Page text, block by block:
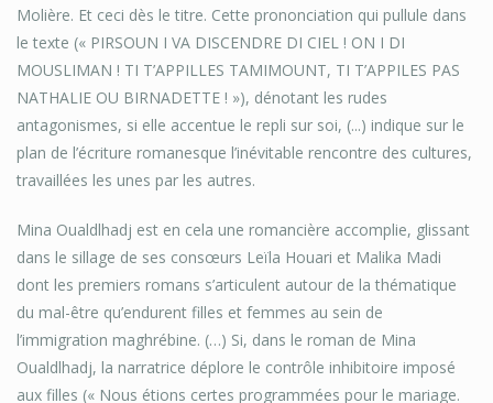
Molière. Et ceci dès le titre. Cette prononciation qui pullule dans
le texte (« PIRSOUN I VA DISCENDRE DI CIEL ! ON I DI
MOUSLIMAN ! TI T’APPILLES TAMIMOUNT, TI T’APPILES PAS
NATHALIE OU BIRNADETTE ! »), dénotant les rudes
antagonismes, si elle accentue le repli sur soi, (...) indique sur le
plan de l’écriture romanesque l’inévitable rencontre des cultures,
travaillées les unes par les autres.
Mina Oualdlhadj est en cela une romancière accomplie, glissant
dans le sillage de ses consœurs Leïla Houari et Malika Madi
dont les premiers romans s’articulent autour de la thématique
du mal-être qu’endurent filles et femmes au sein de
l’immigration maghrébine. (…) Si, dans le roman de Mina
Oualdlhadj, la narratrice déplore le contrôle inhibitoire imposé
aux filles (« Nous étions certes programmées pour le mariage.